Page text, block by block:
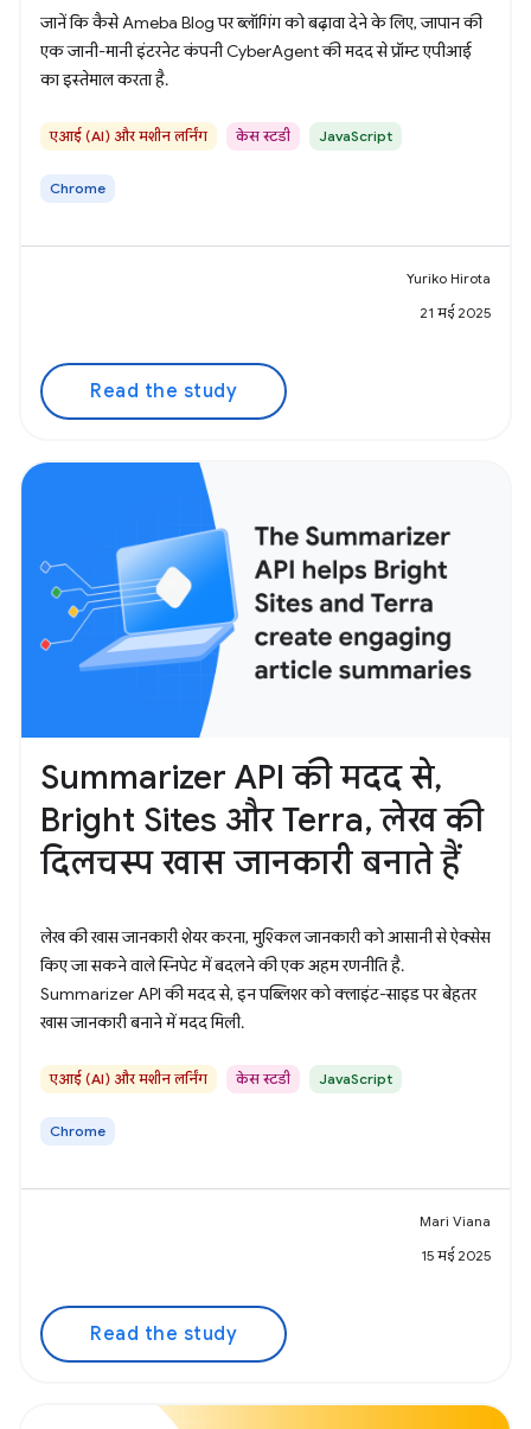
जानें कि कैसे Ameba Blog पर ब्लॉगिंग को बढ़ावा देने के लिए, जापान की
एक जानी-मानी इंटरनेट कंपनी CyberAgent की मदद से प्रॉम्ट एपीआई
का इस्तेमाल करता है.
एआई (AI) और मशीन लर्निंग केस स्टडी JavaScript
Chrome
Yuriko Hirota
21 मई 2025
Read the study
Summarizer API की मदद से,
Bright Sites और Terra, लेख की
दिलचस्प खास जानकारी बनाते हैं
लेख की खास जानकारी शेयर करना, मुश्किल जानकारी को आसानी से ऐक्सेस
किए जा सकने वाले स्निपेट में बदलने की एक अहम रणनीति है.
Summarizer API की मदद से, इन पब्लिशर को क्लाइंट-साइड पर बेहतर
खास जानकारी बनाने में मदद मिली.
एआई (AI) और मशीन लर्निंग केस स्टडी JavaScript
Chrome
Mari Viana
15 मई 2025
Read the study